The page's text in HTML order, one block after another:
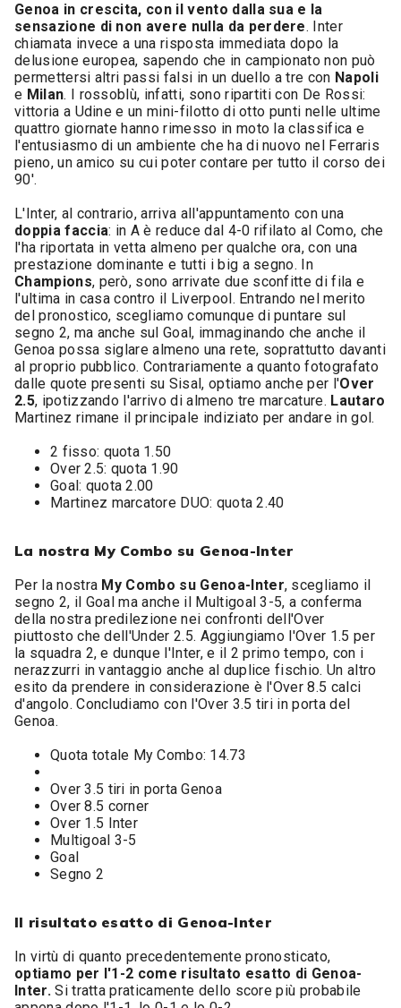
Genoa in crescita, con il vento dalla sua e la
sensazione di non avere nulla da perdere. Inter
chiamata invece a una risposta immediata dopo la
delusione europea, sapendo che in campionato non può
permettersi altri passi falsi in un duello a tre con Napoli
e Milan. I rossoblù, infatti, sono ripartiti con De Rossi:
vittoria a Udine e un mini-filotto di otto punti nelle ultime
quattro giornate hanno rimesso in moto la classifica e
l'entusiasmo di un ambiente che ha di nuovo nel Ferraris
pieno, un amico su cui poter contare per tutto il corso dei
90'.
L'Inter, al contrario, arriva all'appuntamento con una
doppia faccia: in A è reduce dal 4-0 rifilato al Como, che
l'ha riportata in vetta almeno per qualche ora, con una
prestazione dominante e tutti i big a segno. In
Champions, però, sono arrivate due sconfitte di fila e
l'ultima in casa contro il Liverpool. Entrando nel merito
del pronostico, scegliamo comunque di puntare sul
segno 2, ma anche sul Goal, immaginando che anche il
Genoa possa siglare almeno una rete, soprattutto davanti
al proprio pubblico. Contrariamente a quanto fotografato
dalle quote presenti su Sisal, optiamo anche per l'Over
2.5, ipotizzando l'arrivo di almeno tre marcature. Lautaro
Martinez rimane il principale indiziato per andare in gol.
2 fisso: quota 1.50
Over 2.5: quota 1.90
Goal: quota 2.00
Martinez marcatore DUO: quota 2.40
La nostra My Combo su Genoa-Inter
Per la nostra My Combo su Genoa-Inter, scegliamo il
segno 2, il Goal ma anche il Multigoal 3-5, a conferma
della nostra predilezione nei confronti dell'Over
piuttosto che dell'Under 2.5. Aggiungiamo l'Over 1.5 per
la squadra 2, e dunque l'Inter, e il 2 primo tempo, con i
nerazzurri in vantaggio anche al duplice fischio. Un altro
esito da prendere in considerazione è l'Over 8.5 calci
d'angolo. Concludiamo con l'Over 3.5 tiri in porta del
Genoa.
Quota totale My Combo: 14.73
Over 3.5 tiri in porta Genoa
Over 8.5 corner
Over 1.5 Inter
Multigoal 3-5
Goal
Segno 2
Il risultato esatto di Genoa-Inter
In virtù di quanto precedentemente pronosticato,
optiamo per l'1-2 come risultato esatto di Genoa-
Inter.Si tratta praticamente dello score più probabile